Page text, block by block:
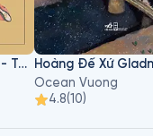
Đông Chu Liệt Quốc - Tập 3
Hoàng Đế Xứ
Ocean Vuong
4.8(10)